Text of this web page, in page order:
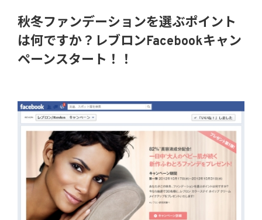
秋冬ファンデーションを選ぶポイント
は何ですか？レブロンFacebookキャン
ペーンスタート！！